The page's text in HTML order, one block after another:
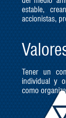
estable,
accionistas,
Tener un
individual y
como